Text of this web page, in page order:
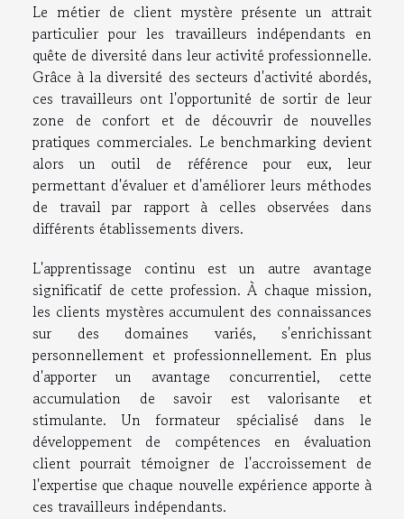
Le métier de client mystère présente un attrait
particulier pour les travailleurs indépendants en
quête de diversité dans leur activité professionnelle.
Grâce à la diversité des secteurs d'activité abordés,
ces travailleurs ont l'opportunité de sortir de leur
zone de confort et de découvrir de nouvelles
pratiques commerciales. Le benchmarking devient
alors un outil de référence pour eux, leur
permettant d'évaluer et d'améliorer leurs méthodes
de travail par rapport à celles observées dans
différents établissements divers.
L'apprentissage continu est un autre avantage
significatif de cette profession. À chaque mission,
les clients mystères accumulent des connaissances
sur des domaines variés, s'enrichissant
personnellement et professionnellement. En plus
d'apporter un avantage concurrentiel, cette
accumulation de savoir est valorisante et
stimulante. Un formateur spécialisé dans le
développement de compétences en évaluation
client pourrait témoigner de l'accroissement de
l'expertise que chaque nouvelle expérience apporte à
ces travailleurs indépendants.